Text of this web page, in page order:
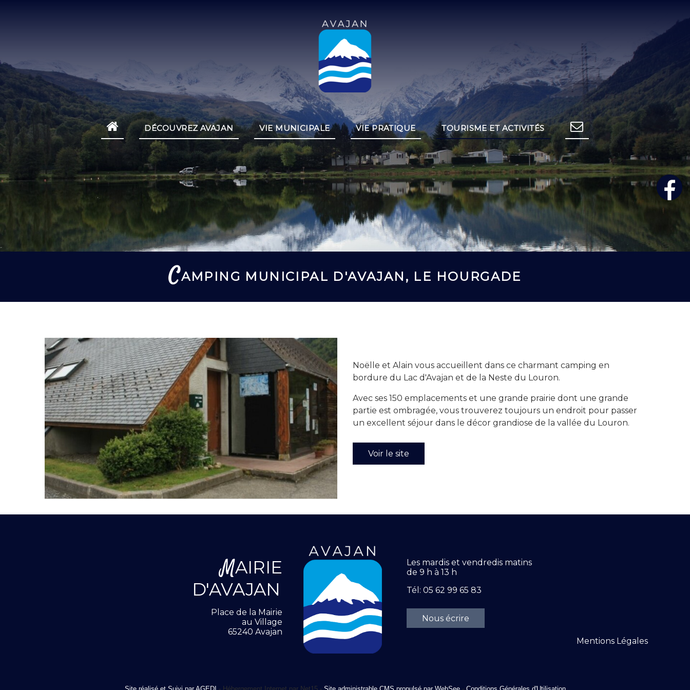
DÉCOUVREZ AVAJAN VIE MUNICIPALE VIE PRATIQUE TOURISME ET ACTIVITÉS
CAMPING MUNICIPAL D'AVAJAN, LE HOURGADE
Noëlle et Alain vous accueillent dans ce charmant camping en
bordure du Lac d'Avajan et de la Neste du Louron.
Avec ses 150 emplacements et une grande prairie dont une grande
partie est ombragée, vous trouverez toujours un endroit pour passer
un excellent séjour dans le décor grandiose de la vallée du Louron.
Voir le site
MAIRIE
D'AVAJAN
Place de la Mairie
au Village
65240 Avajan
Les mardis et vendredis matins
de 9 h à 13 h
Tél: 05 62 99 65 83
Nous écrire
Mentions Légales